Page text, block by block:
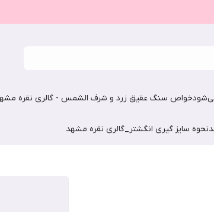
خواص سنگ عقیق زرد و شرف الشمس - گالری نقره
نحوه سایز گیری انگشتر_گالری نقره مشهد